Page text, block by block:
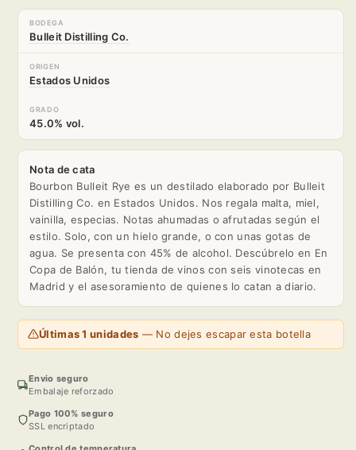
BODEGA
Bulleit Distilling Co.
ORIGEN
Estados Unidos
GRADO
45.0% vol.
Nota de cata
Bourbon Bulleit Rye es un destilado elaborado por Bulleit
Distilling Co. en Estados Unidos. Nos regala malta, miel,
vainilla, especias. Notas ahumadas o afrutadas según el
estilo. Solo, con un hielo grande, o con unas gotas de
agua. Se presenta con 45% de alcohol. Descúbrelo en En
Copa de Balón, tu tienda de vinos con seis vinotecas en
Madrid y el asesoramiento de quienes lo catan a diario.
Últimas 1 unidades — No dejes escapar esta botella
Envio seguro
Embalaje reforzado
Pago 100% seguro
SSL encriptado